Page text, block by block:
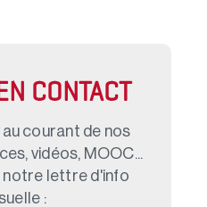
CONTACT
courant de nos
vidéos, MOOC...
notre lettre d'info
: